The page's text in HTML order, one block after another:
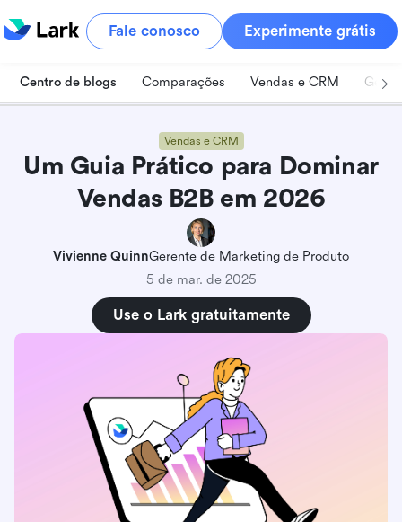
Fale conosco Experimente grátis
Centro de blogs Comparações Vendas e CRM
Vendas e CRM
Um Guia Prático para Dominar
Vendas B2B em 2026
Vivienne QuinnGerente de Marketing de Produto
5 de mar. de 2025
Use o Lark gratuitamente
O que é vendas B2B e por que isso importa
mais do que nunca?